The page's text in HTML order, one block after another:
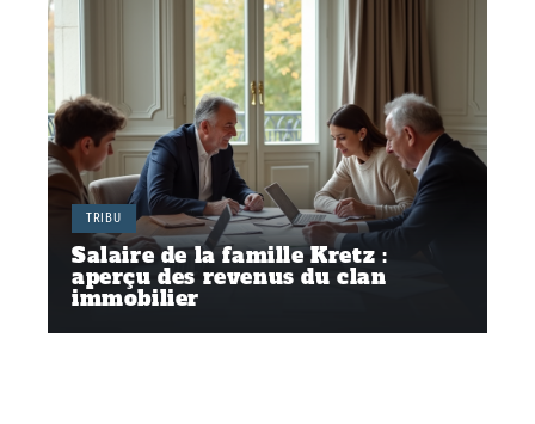
TRIBU
Salaire de la famille Kretz :
aperçu des revenus du clan
immobilier